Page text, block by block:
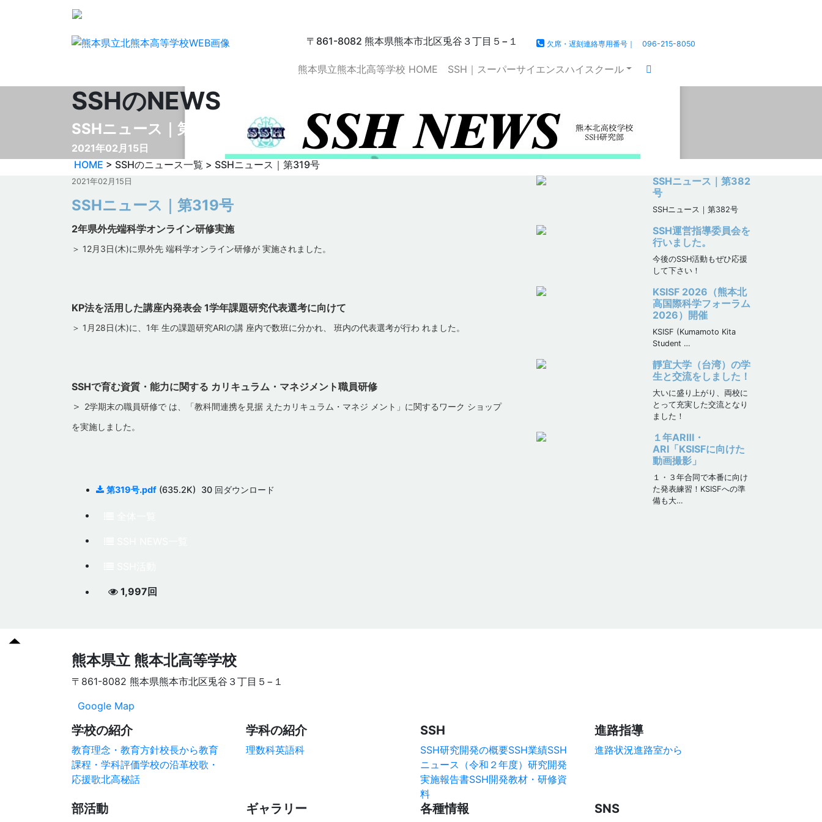
〒861-8082 熊本県熊本市北区兎谷３丁目５−１
欠席・遅刻連絡専用番号｜ 096-215-8050
熊本県立熊本北高等学校 HOME SSH｜スーパーサイエンスハイスクール
SSHのNEWS
SSHニュース｜第319号
2021年02月15日
HOME > SSHのニュース一覧 > SSHニュース｜第319号
2021年02月15日
SSHニュース｜第319号
2年県外先端科学オンライン研修実施
＞ 12月3日(木)に県外先 端科学オンライン研修が 実施されました。
KP法を活用した講座内発表会 1学年課題研究代表選考に向けて
＞ 1月28日(木)に、1年 生の課題研究ARIの講 座内で数班に分かれ、 班内の代表選考が行わ れました。
SSHで育む資質・能力に関する カリキュラム・マネジメント職員研修
＞ 2学期末の職員研修で は、「教科間連携を見据 えたカリキュラム・マネジ メント」に関するワーク ショップ
を実施しました。
第319号.pdf (635.2K) 30 回ダウンロード
1,997回
SSHニュース｜第382
号
SSHニュース｜第382号
SSH運営指導委員会を
行いました。
今後のSSH活動もぜひ応援
して下さい！
KSISF 2026（熊本北
高国際科学フォーラム
2026）開催
KSISF (Kumamoto Kita
Student …
靜宜大学（台湾）の学
生と交流をしました！
大いに盛り上がり、両校に
とって充実した交流となり
ました！
１年ARⅢ・
ARⅠ「KSISFに向けた
動画撮影」
１・３年合同で本番に向け
た発表練習！KSISFへの準
備も大…
熊本県立 熊本北高等学校
〒861-8082 熊本県熊本市北区兎谷３丁目５−１
Google Map
学校の紹介
教育理念・教育方針校長から教育
課程・学科評価学校の沿革校歌・
応援歌北高秘話
学科の紹介
理数科英語科
SSH
SSH研究開発の概要SSH業績SSH
ニュース（令和２年度） 研究開発
実施報告書SSH開発教材・研修資
料
進路指導
進路状況進路室から
部活動 ギャラリー 各種情報 SNS